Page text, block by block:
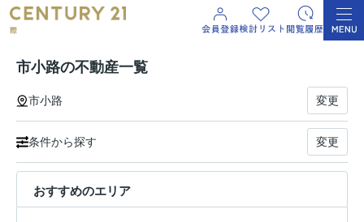
市小路の不動産一覧
市小路 変更
条件から探す 変更
おすすめのエリア